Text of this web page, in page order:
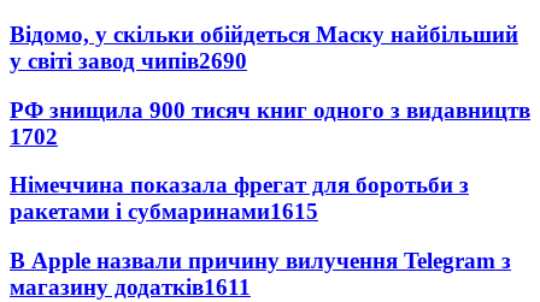
Відомо, у скільки обійдеться Маску найбільший
у світі завод чипів2690
РФ знищила 900 тисяч книг одного з видавництв
1702
Німеччина показала фрегат для боротьби з
ракетами і субмаринами1615
В Apple назвали причину вилучення Telegram з
магазину додатків1611